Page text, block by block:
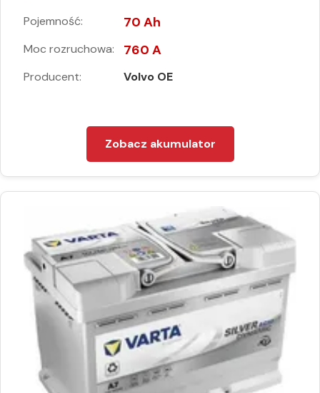
Pojemność: 70 Ah
Moc rozruchowa: 760 A
Producent: Volvo OE
Zobacz akumulator